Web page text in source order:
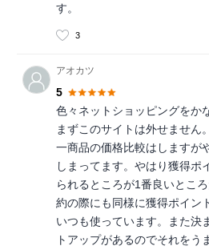
す。
3
アオカツ
5
色々ネットショッピングをか
まずこのサイトは外せません
一商品の価格比較はしますが
しまってます。やはり獲得ポ
られるところが1番良いとこ
約の際にも同様に獲得ポイン
いつも使っています。また決
トアップがあるのでそれをう